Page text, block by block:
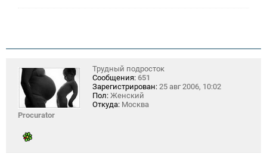
Procurator
Трудный подросток
Сообщения: 651
Зарегистрирован: 25 авг 2006, 10:02
Пол: Женский
Откуда: Москва